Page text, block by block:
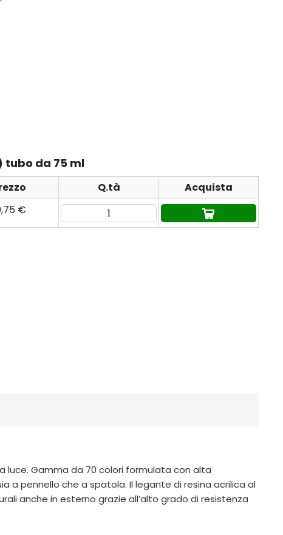
tubo da 75 ml
Q.tà
Acquista
€
Gamma da 70 colori formulata con alta
pennello che a spatola. Il legante di resina acrilica al
anche in esterno grazie all’alto grado di resistenza